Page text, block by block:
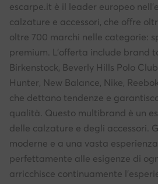
escarpe.it è il leader europeo
calzature e accessori, che offre
oltre 700 marchi nelle categorie:
premium. L'offerta include brand
Birkenstock, Beverly Hills Polo
Hunter, New Balance, Nike,
che dettano tendenze e
qualità. Questo multibrand è un
delle calzature e degli accessori.
moderne e a una vasta
perfettamente alle esigenze di
arricchisce continuamente